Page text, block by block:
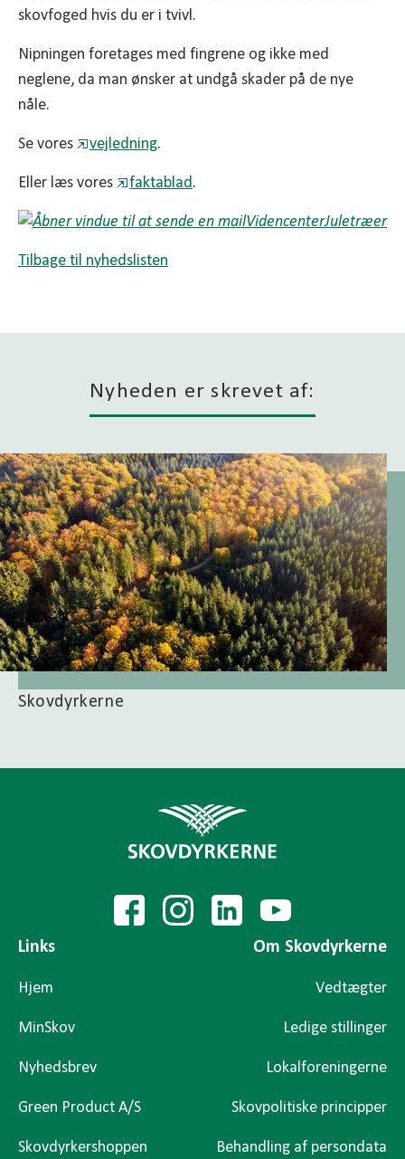
skovfoged hvis du er i tvivl.
Nipningen foretages med fingrene og ikke med
neglene, da man ønsker at undgå skader på de nye
nåle.
Se vores vejledning.
Eller læs vores faktablad.
VidencenterJuletræer
Tilbage til nyhedslisten
Nyheden er skrevet af:
Skovdyrkerne
Links
Hjem
MinSkov
Nyhedsbrev
Green Product A/S
Skovdyrkershoppen
Om Skovdyrkerne
Vedtægter
Ledige stillinger
Lokalforeningerne
Skovpolitiske principper
Behandling af persondata